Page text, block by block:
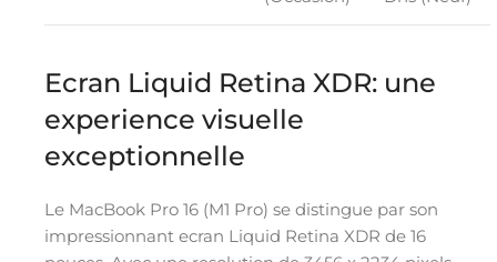
Ecran Liquid Retina XDR: une
experience visuelle
exceptionnelle
Le MacBook Pro 16 (M1 Pro) se distingue par son
impressionnant ecran Liquid Retina XDR de 16